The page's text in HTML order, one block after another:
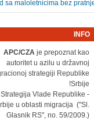
sa maloletnicima bez
INFO
APC/CZA je prepoznat kao
autoritet u azilu u državnoj
strategiji Republike
Srbije!
- Strategija Vlade Republike
u oblasti migracija ("Sl.
Glasnik RS", no. 59/2009.)